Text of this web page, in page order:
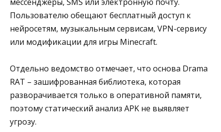
Пользователю обещают бесплатный доступ к
нейросетям, музыкальным сервисам, VPN-сервису
или модификации для игры Minecraft.
Отдельно ведомство отмечает, что основа Drama
RAT – зашифрованная библиотека, которая
разворачивается только в оперативной памяти,
поэтому статический анализ APK не выявляет
угрозу.